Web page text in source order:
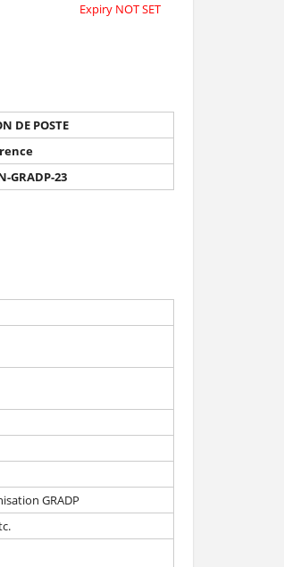
Expiry NOT SET
DE POSTE
GRADP-23
GRADP